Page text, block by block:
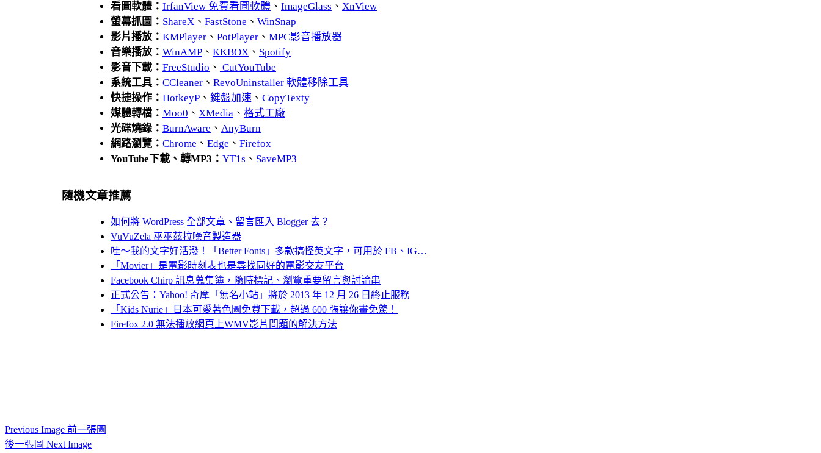
看圖軟體： IrfanView 免費看圖軟體、 ImageGlass 、 XnView
螢幕抓圖： ShareX、 FastStone 、 WinSnap
影片播放： KMPlayer、 PotPlayer、 MPC影音播放器
音樂播放： WinAMP、 KKBOX、 Spotify
影音下載： FreeStudio 、 CutYouTube
系統工具： CCleaner、 RevoUninstaller 軟體移除工具
快捷操作： HotkeyP、 鍵盤加速、 CopyTexty
媒體轉檔： Moo0 、 XMedia、 格式工廠
光碟燒錄： BurnAware 、 AnyBurn
網路瀏覽： Chrome 、 Edge 、 Firefox
YouTube下載、轉MP3： YT1s 、 SaveMP3
隨機文章推薦
如何將 WordPress 全部文章、留言匯入 Blogger 去？
VuVuZela 巫巫茲拉噪音製造器
哇～我的文字好活潑！「Better Fonts」多款搞怪英文字，可用於 FB、IG…
「Movier」是電影時刻表也是尋找同好的電影交友平台
Facebook Chirp 訊息蒐集簿，隨時標記、瀏覽重要留言與討論串
正式公告：Yahoo! 奇摩「無名小站」將於 2013 年 12 月 26 日終止服務
「Kids Nurie」日本可愛著色圖免費下載，超過 600 張讓你畫免驚！
Firefox 2.0 無法播放網頁上WMV影片問題的解決方法
Previous Image 前一張圖
後一張圖 Next Image